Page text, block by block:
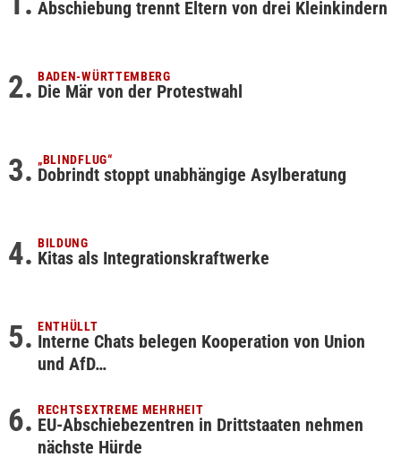
Abschiebung trennt Eltern von drei Kleinkindern
BADEN-WÜRTTEMBERG
Die Mär von der Protestwahl
„BLINDFLUG“
Dobrindt stoppt unabhängige Asylberatung
BILDUNG
Kitas als Integrationskraftwerke
ENTHÜLLT
Interne Chats belegen Kooperation von Union
und AfD…
RECHTSEXTREME MEHRHEIT
EU-Abschiebezentren in Drittstaaten nehmen
nächste Hürde